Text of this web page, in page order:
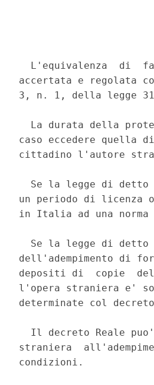
L'equivalenza  di
accertata e regolata
3, n. 1, della legge
La durata della
caso eccedere
cittadino l'autore
Se la legge di detto
un periodo di licenza
in Italia ad una norma
Se la legge di detto
dell'adempimento di
depositi di  copie
l'opera straniera e'
determinate col
Il decreto Reale
straniera